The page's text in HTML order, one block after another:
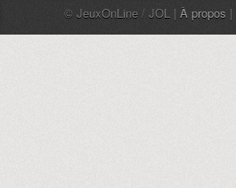
© JeuxOnLine / JOL | À propos |